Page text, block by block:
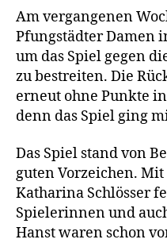
Am vergangenen
Pfungstädter Damen
um das Spiel gegen
zu bestreiten. Die
erneut ohne Punkte
denn das Spiel ging
Das Spiel stand von
guten Vorzeichen.
Katharina Schlösser
Spielerinnen und
Hanst waren schon